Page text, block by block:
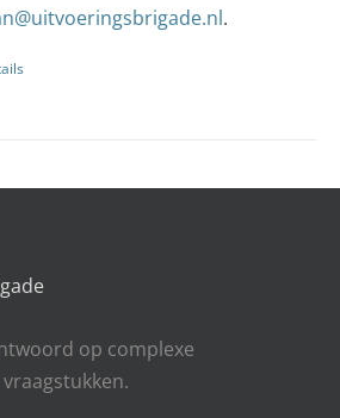
.
op complexe